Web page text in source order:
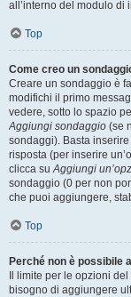
all’interno del modulo di
Top
Come creo un
Creare un sondaggio è
modifichi il primo
vedere, sotto lo spazio
Aggiungi sondaggio (se
sondaggi). Basta
risposta (per inserire
clicca suAggiungi
sondaggio (0 per non
che puoi aggiungere,
Top
Perché non è possibile
Il limite per le opzioni
bisogno di aggiungere